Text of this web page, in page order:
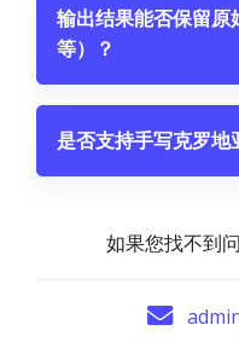
输出结果能否保留原
等）？
是否支持手写克罗地
如果您找不到